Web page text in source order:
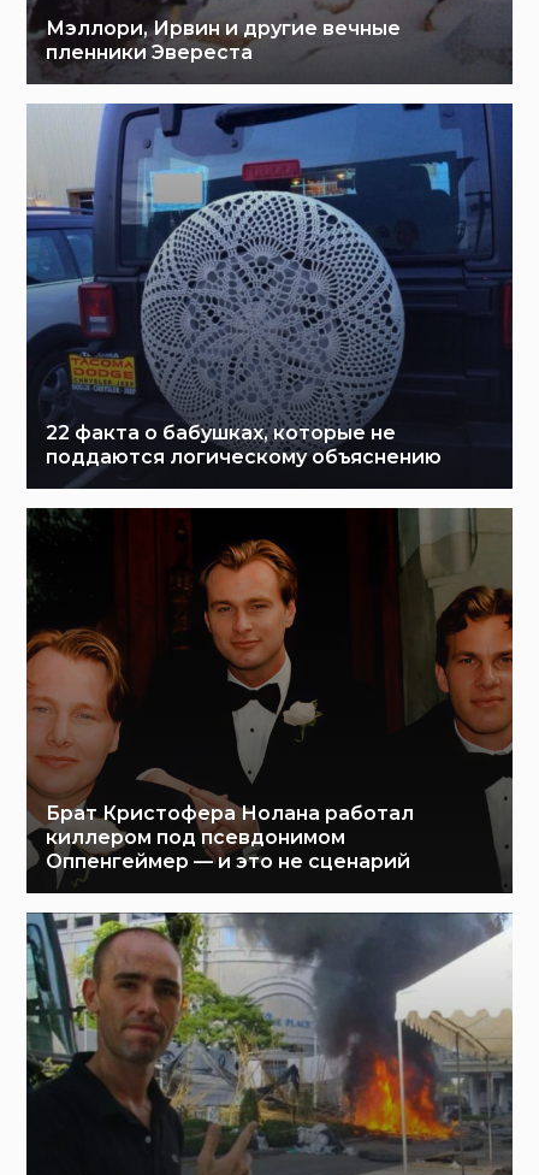
Мэллори, Ирвин и другие вечные
пленники Эвереста
22 факта о бабушках, которые не
поддаются логическому объяснению
Брат Кристофера Нолана работал
киллером под псевдонимом
Оппенгеймер — и это не сценарий